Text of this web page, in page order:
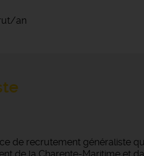
an
de recrutement généraliste